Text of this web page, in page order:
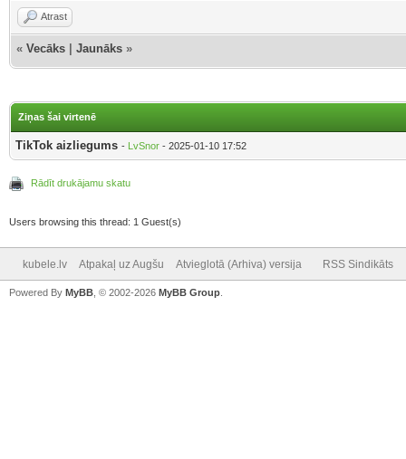
Atrast
« Vecāks Jaunāks »
Ziņas šai virtenē
TikTok aizliegums - LvSnor - 2025-01-10 17:52
Rādīt drukājamu skatu
Users browsing this thread: 1 Guest(s)
kubele.lv Atpakaļ uz Augšu Atvieglotā (Arhiva) versija RSS Sindikāts
Powered By MyBB , © 2002-2026 MyBB Group